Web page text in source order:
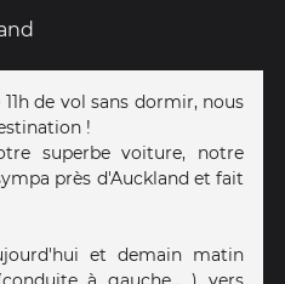
de vol sans dormir, nous
!
superbe voiture, notre
près d'Auckland et fait
et demain matin